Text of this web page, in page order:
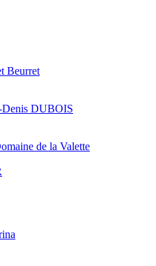
Beurret
Denis DUBOIS
de la Valette